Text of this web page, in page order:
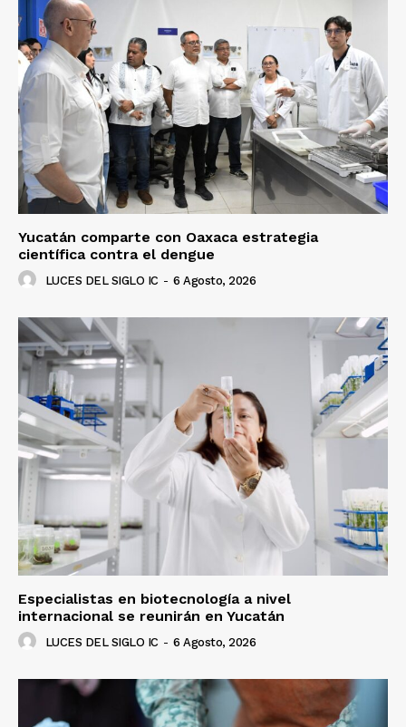
Yucatán comparte con Oaxaca estrategia
científica contra el dengue
LUCES DEL SIGLO IC - 6 Agosto, 2026
Especialistas en biotecnología a nivel
internacional se reunirán en Yucatán
LUCES DEL SIGLO IC - 6 Agosto, 2026